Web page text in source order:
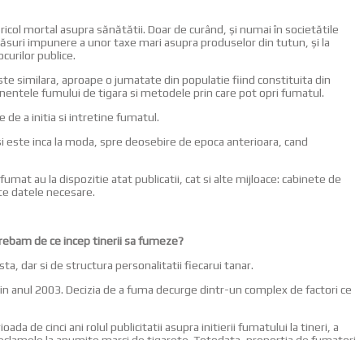
mortal asupra sănătătii. Doar de curând, şi numai în societătile
impunere a unor taxe mari asupra produselor din tutun, şi la
publice.
similara, aproape o jumatate din populatie fiind constituita din
fumului de tigara si metodele prin care pot opri fumatul.
de a initia si intretine fumatul.
inca la moda, spre deosebire de epoca anterioara, cand
au la dispozitie atat publicatii, cat si alte mijloace: cabinete de
datele necesare.
de ce incep tinerii sa fumeze?
dar si de structura personalitatii fiecarui tanar.
2003. Decizia de a fuma decurge dintr-un complex de factori ce
de cinci ani rolul publicitatii asupra initierii fumatului la tineri, a